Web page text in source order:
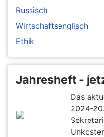
Russisch
Wirtschaftsenglisch
Ethik
Jahresheft -
Das
2024-